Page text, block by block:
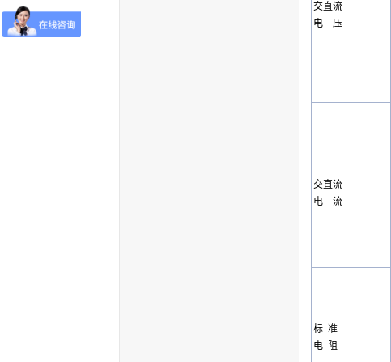
交直流
电 压
交直流
电 流
标 准
电 阻